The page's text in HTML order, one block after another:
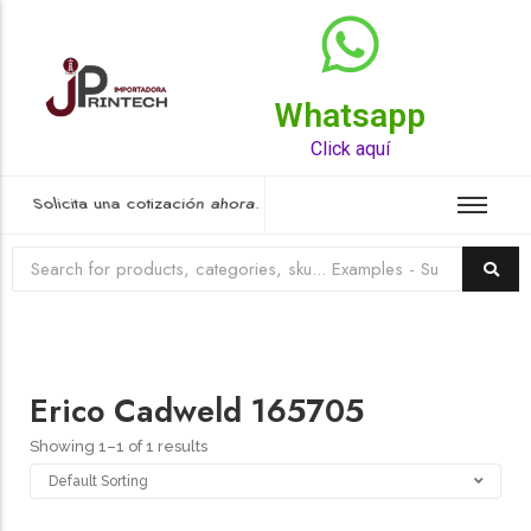
Whatsapp
Click aquí
Solicita una cotización ahora.
Top Rated Product
Erico Cadweld 165705
Showing 1–1 of 1 results